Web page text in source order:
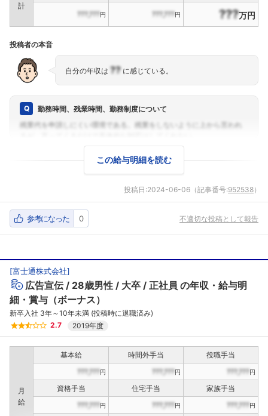
計
???,???円 ???,???円 ???万円
投稿者の本音
自分の年収は ??に感じている。
勤務時間、残業時間、勤務制度について
この給与明細を読む
投稿日:2024-06-06 （記事番号:952538）
参考になった 0 不適切な投稿として報告
[富士通株式会社]
広告宣伝 28歳男性 大卒 正社員 の年収・給与明
細・賞与（ボーナス）
新卒入社 3年～10年未満 (投稿時に退職済み)
2.7
2019年度
月
給
基本給 時間外手当
役職手当
???,???円 ???,???円 ???,???円
資格手当 住宅手当
家族手当
???,???円 ???,???円 ???,???円